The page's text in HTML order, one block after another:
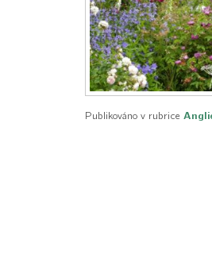
Publikováno v rubrice